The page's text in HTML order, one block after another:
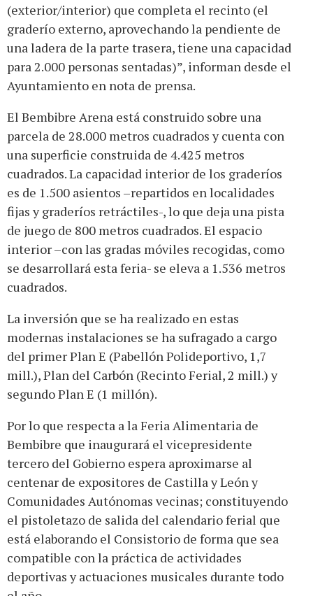
(exterior/interior) que completa el recinto (el
graderío externo, aprovechando la pendiente de
una ladera de la parte trasera, tiene una capacidad
para 2.000 personas sentadas)”, informan desde el
Ayuntamiento en nota de prensa.
El Bembibre Arena está construido sobre una
parcela de 28.000 metros cuadrados y cuenta con
una superficie construida de 4.425 metros
cuadrados. La capacidad interior de los graderíos
es de 1.500 asientos –repartidos en localidades
fijas y graderíos retráctiles-, lo que deja una pista
de juego de 800 metros cuadrados. El espacio
interior –con las gradas móviles recogidas, como
se desarrollará esta feria- se eleva a 1.536 metros
cuadrados.
La inversión que se ha realizado en estas
modernas instalaciones se ha sufragado a cargo
del primer Plan E (Pabellón Polideportivo, 1,7
mill.), Plan del Carbón (Recinto Ferial, 2 mill.) y
segundo Plan E (1 millón).
Por lo que respecta a la Feria Alimentaria de
Bembibre que inaugurará el vicepresidente
tercero del Gobierno espera aproximarse al
centenar de expositores de Castilla y León y
Comunidades Autónomas vecinas; constituyendo
el pistoletazo de salida del calendario ferial que
está elaborando el Consistorio de forma que sea
compatible con la práctica de actividades
deportivas y actuaciones musicales durante todo